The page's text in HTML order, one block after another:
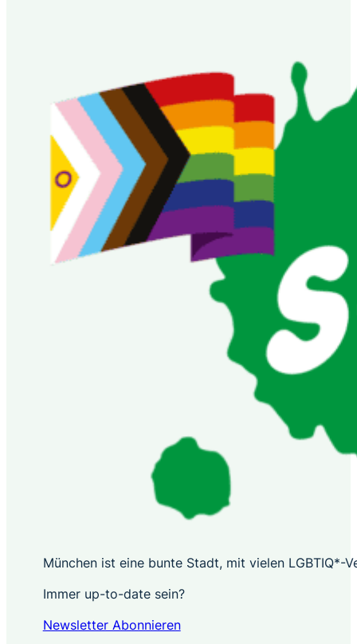
München ist eine bunte Stadt, mit vielen
Immer up-to-date sein?
Newsletter Abonnieren